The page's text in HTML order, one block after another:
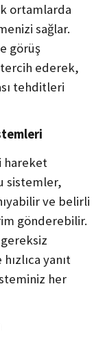
ortamlarda
sağlar.
görüş
tercih ederek,
tehditleri
hareket
sistemler,
ve belirli
gönderebilir.
yanıt
her